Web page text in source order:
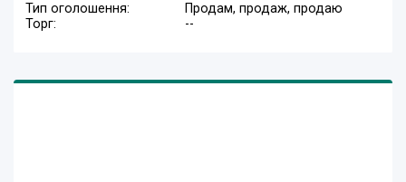
Тип оголошення:
Продам, продаж, продаю
Торг:
--